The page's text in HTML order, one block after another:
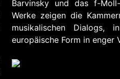
Barvinsky und das f-
Werke zeigen die
musikalischen Dialogs,
europäische Form in enger